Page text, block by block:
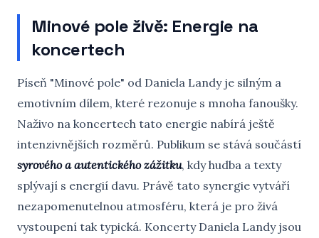
Minové pole živě: Energie na
koncertech
Píseň "Minové pole" od Daniela Landy je silným a
emotivním dílem, které rezonuje s mnoha fanoušky.
Naživo na koncertech tato energie nabírá ještě
intenzivnějších rozměrů. Publikum se stává součástí
syrového a autentického zážitku, kdy hudba a texty
splývají s energií davu. Právě tato synergie vytváří
nezapomenutelnou atmosféru, která je pro živá
vystoupení tak typická. Koncerty Daniela Landy jsou